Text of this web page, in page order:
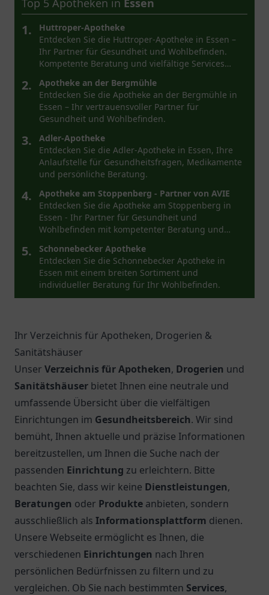
Top 5 Apotheken in Essen
1.
Huttroper-Apotheke
Entdecken Sie die Huttroper-Apotheke in Essen –
Ihr Partner für Gesundheit und Wohlbefinden.
Kompetente Beratung und vielfältige Services
2.
Apotheke an der Bergmühle
Entdecken Sie die Apotheke an der Bergmühle in
Essen – Ihr vertrauensvoller Partner für
Gesundheit und Wohlbefinden.
3.
Adler-Apotheke
Entdecken Sie die Adler-Apotheke in Essen, Ihre
Anlaufstelle für Gesundheitsfragen, Medikamente
und persönliche Beratung.
4.
Apotheke am Stoppenberg - Partner von AVIE
Entdecken Sie die Apotheke am Stoppenberg in
Essen - Ihr Partner für Gesundheit und
Wohlbefinden mit kompetenter Beratung und
5.
Schonnebecker Apotheke
Entdecken Sie die Schonnebecker Apotheke in
Essen mit einem breiten Sortiment und
individueller Beratung für Ihr Wohlbefinden.
Ihr Verzeichnis für Apotheken, Drogerien &
Sanitätshäuser
Unser Verzeichnis für Apotheken, Drogerien und
Sanitätshäuser bietet Ihnen eine neutrale und
umfassende Übersicht über die vielfältigen
Einrichtungen im Gesundheitsbereich. Wir sind
bemüht, Ihnen aktuelle und präzise Informationen
bereitzustellen, um Ihnen die Suche nach der
passenden Einrichtung zu erleichtern. Bitte
beachten Sie, dass wir keine Dienstleistungen,
Beratungen oder Produkte anbieten, sondern
ausschließlich als Informationsplattform dienen.
Unsere Webseite ermöglicht es Ihnen, die
verschiedenen Einrichtungen nach Ihren
persönlichen Bedürfnissen zu filtern und zu
vergleichen. Ob Sie nach bestimmten Services,